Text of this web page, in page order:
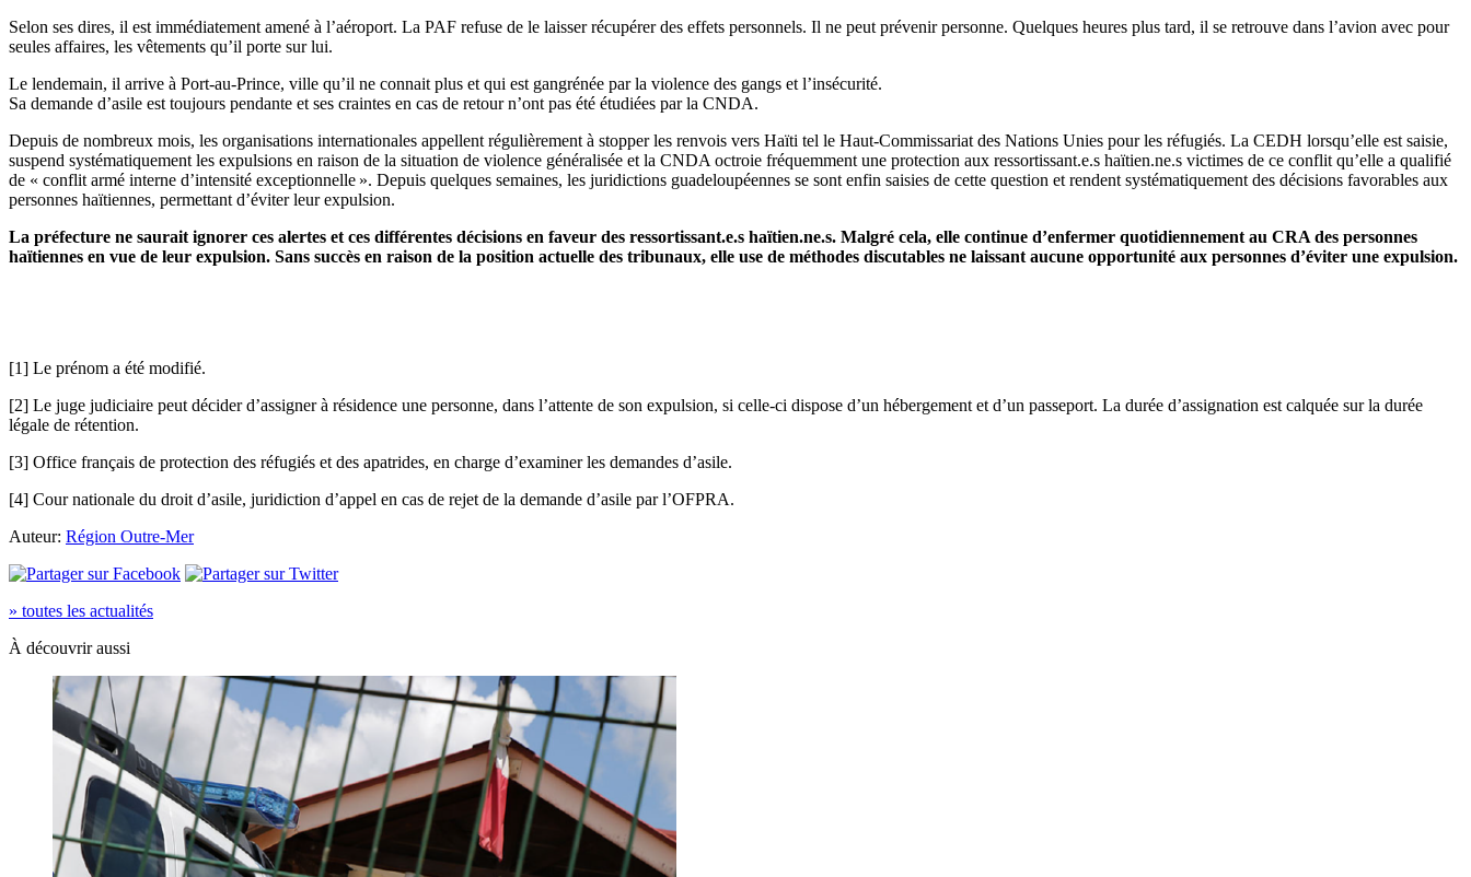
Selon ses dires, il est immédiatement amené à l’aéroport. La PAF refuse de le laisser récupérer des effets personnels. Il ne peut prévenir personne. Quelques heures plus tard, il se retrouve dans l’avion avec pour
seules affaires, les vêtements qu’il porte sur lui.
Le lendemain, il arrive à Port-au-Prince, ville qu’il ne connait plus et qui est gangrénée par la violence des gangs et l’insécurité.
Sa demande d’asile est toujours pendante et ses craintes en cas de retour n’ont pas été étudiées par la CNDA.
Depuis de nombreux mois, les organisations internationales appellent régulièrement à stopper les renvois vers Haïti tel le Haut-Commissariat des Nations Unies pour les réfugiés. La CEDH lorsqu’elle est saisie,
suspend systématiquement les expulsions en raison de la situation de violence généralisée et la CNDA octroie fréquemment une protection aux ressortissant.e.s haïtien.ne.s victimes de ce conflit qu’elle a qualifié
de « conflit armé interne d’intensité exceptionnelle ». Depuis quelques semaines, les juridictions guadeloupéennes se sont enfin saisies de cette question et rendent systématiquement des décisions favorables aux
personnes haïtiennes, permettant d’éviter leur expulsion.
La préfecture ne saurait ignorer ces alertes et ces différentes décisions en faveur des ressortissant.e.s haïtien.ne.s. Malgré cela, elle continue d’enfermer quotidiennement au CRA des personnes
haïtiennes en vue de leur expulsion. Sans succès en raison de la position actuelle des tribunaux, elle use de méthodes discutables ne laissant aucune opportunité aux personnes d’éviter une expulsion.
[1] Le prénom a été modifié.
[2] Le juge judiciaire peut décider d’assigner à résidence une personne, dans l’attente de son expulsion, si celle-ci dispose d’un hébergement et d’un passeport. La durée d’assignation est calquée sur la durée
légale de rétention.
[3] Office français de protection des réfugiés et des apatrides, en charge d’examiner les demandes d’asile.
[4] Cour nationale du droit d’asile, juridiction d’appel en cas de rejet de la demande d’asile par l’OFPRA.
Auteur: Région Outre-Mer
» toutes les actualités
À découvrir aussi